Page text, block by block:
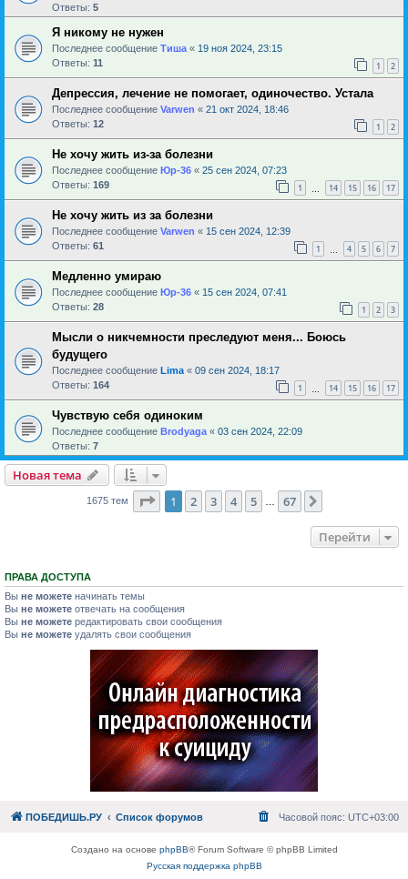
Ответы: 5
Я никому не нужен
Последнее сообщение Тиша « 19 ноя 2024, 23:15
Ответы: 11 1 2
Депрессия, лечение не помогает, одиночество. Устала
Последнее сообщение Varwen « 21 окт 2024, 18:46
Ответы: 12 1 2
Не хочу жить из-за болезни
Последнее сообщение Юр-36 « 25 сен 2024, 07:23
Ответы: 169 1 14 15 16 17
Не хочу жить из за болезни
Последнее сообщение Varwen « 15 сен 2024, 12:39
Ответы: 61 1 4 5 6 7
Медленно умираю
Последнее сообщение Юр-36 « 15 сен 2024, 07:41
Ответы: 28 1 2 3
Мысли о никчемности преследуют меня... Боюсь
будущего
Последнее сообщение Lima « 09 сен 2024, 18:17
Ответы: 164 1 14 15 16 17
Чувствую себя одиноким
Последнее сообщение Brodyaga « 03 сен 2024, 22:09
Ответы: 7
Новая тема
1675 тем Страница из 67
1 2 3 4 5 67
Перейти
ПРАВА ДОСТУПА
Вы не можете начинать темы
Вы не можете отвечать на сообщения
Вы не можете редактировать свои сообщения
Вы не можете удалять свои сообщения
ПОБЕДИШЬ.РУ Список форумов Часовой пояс: UTC+03:00
Создано на основе phpBB® Forum Software © phpBB Limited
Русская поддержка phpBB